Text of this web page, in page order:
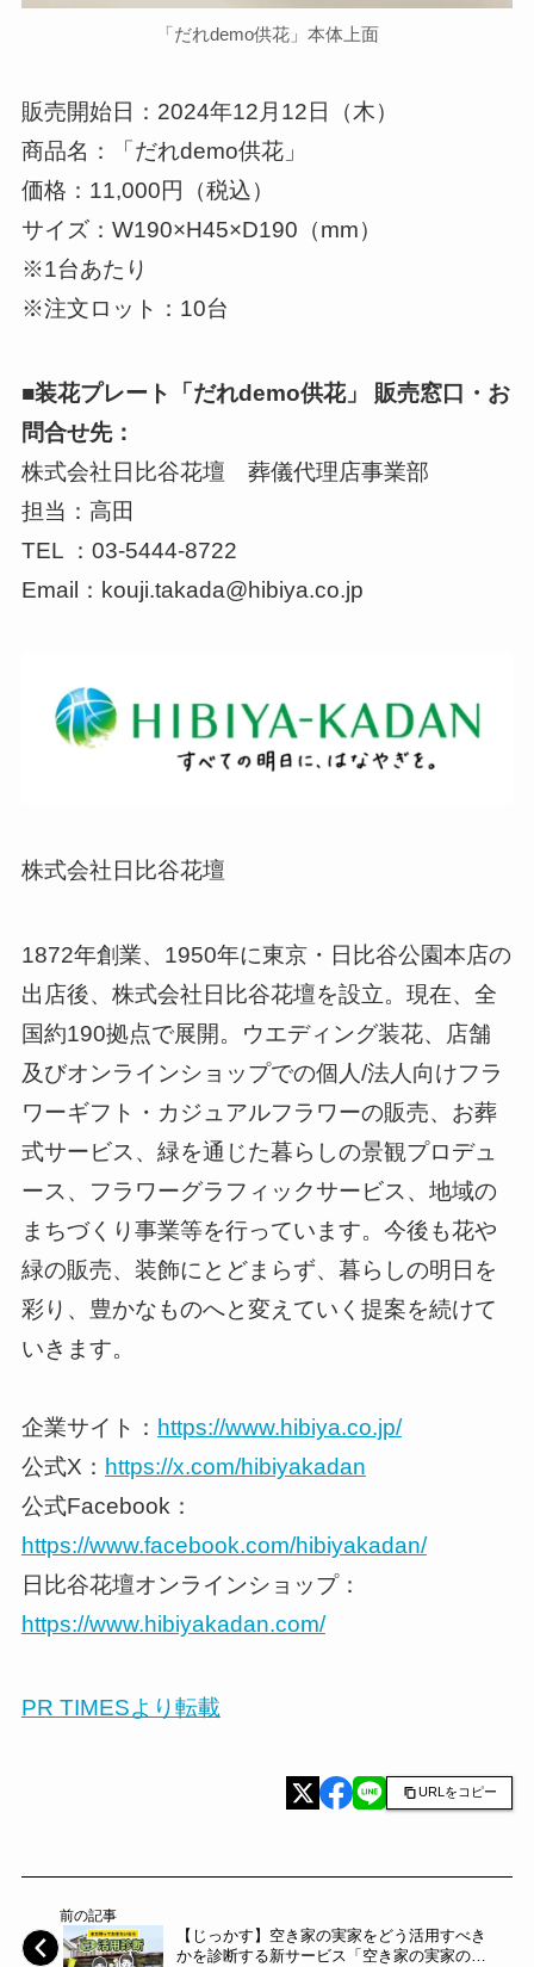
「だれdemo供花」本体上面
販売開始日：2024年12月12日（木）
商品名：「だれdemo供花」
価格：11,000円（税込）
サイズ：W190×H45×D190（mm）
※1台あたり
※注文ロット：10台
■装花プレート「だれdemo供花」 販売窓口・お
問合せ先：
株式会社日比谷花壇 葬儀代理店事業部
担当：高田
TEL ：03-5444-8722
Email：kouji.takada@hibiya.co.jp
株式会社日比谷花壇
1872年創業、1950年に東京・日比谷公園本店の
出店後、株式会社日比谷花壇を設立。現在、全
国約190拠点で展開。ウエディング装花、店舗
及びオンラインショップでの個人/法人向けフラ
ワーギフト・カジュアルフラワーの販売、お葬
式サービス、緑を通じた暮らしの景観プロデュ
ース、フラワーグラフィックサービス、地域の
まちづくり事業等を行っています。今後も花や
緑の販売、装飾にとどまらず、暮らしの明日を
彩り、豊かなものへと変えていく提案を続けて
いきます。
企業サイト： https://www.hibiya.co.jp/
公式X： https://x.com/hibiyakadan
公式Facebook：
https://www.facebook.com/hibiyakadan/
日比谷花壇オンラインショップ：
https://www.hibiyakadan.com/
PR TIMESより転載
URLをコピー
前の記事
【じっかす】空き家の実家をどう活用すべき
かを診断する新サービス「空き家の実家の活